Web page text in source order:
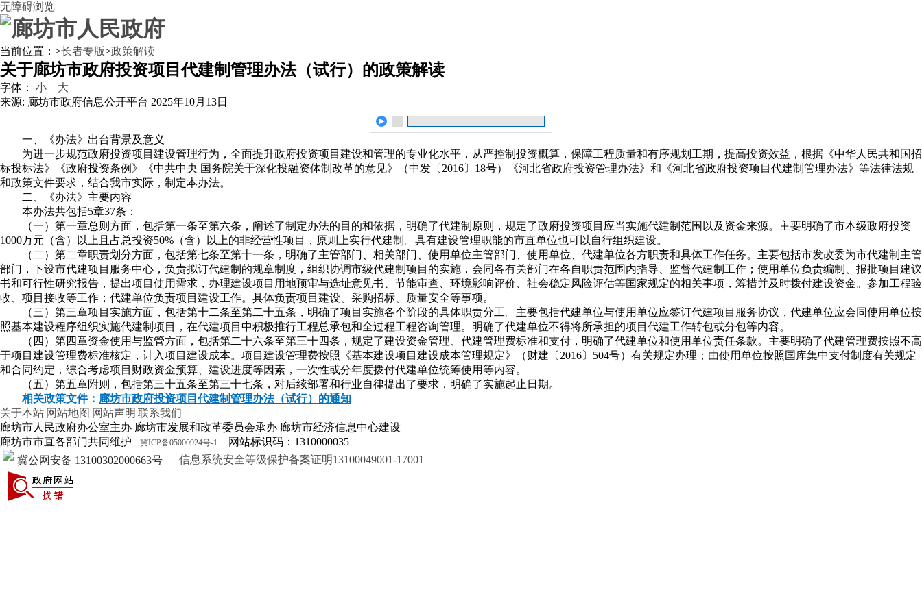
无障碍浏览
当前位置： >长者专版>政策解读
关于廊坊市政府投资项目代建制管理办法（试行）的政策解读
字体： 小
大
来源: 廊坊市政府信息公开平台 2025年10月13日
一、《办法》出台背景及意义
为进一步规范政府投资项目建设管理行为，全面提升政府投资项目建设和管理的专业化水平，从严控制投资概算，保障工程质量和有序规划工期，提高投资效益，根据《中华人民共和国招
标投标法》《政府投资条例》《中共中央 国务院关于深化投融资体制改革的意见》（中发〔2016〕18号）《河北省政府投资管理办法》和《河北省政府投资项目代建制管理办法》等法律法规
和政策文件要求，结合我市实际，制定本办法。
二、《办法》主要内容
本办法共包括5章37条：
（一）第一章总则方面，包括第一条至第六条，阐述了制定办法的目的和依据，明确了代建制原则，规定了政府投资项目应当实施代建制范围以及资金来源。主要明确了市本级政府投资
1000万元（含）以上且占总投资50%（含）以上的非经营性项目，原则上实行代建制。具有建设管理职能的市直单位也可以自行组织建设。
（二）第二章职责划分方面，包括第七条至第十一条，明确了主管部门、相关部门、使用单位主管部门、使用单位、代建单位各方职责和具体工作任务。主要包括市发改委为市代建制主管
部门，下设市代建项目服务中心，负责拟订代建制的规章制度，组织协调市级代建制项目的实施，会同各有关部门在各自职责范围内指导、监督代建制工作；使用单位负责编制、报批项目建议
书和可行性研究报告，提出项目使用需求，办理建设项目用地预审与选址意见书、节能审查、环境影响评价、社会稳定风险评估等国家规定的相关事项，筹措并及时拨付建设资金。参加工程验
收、项目接收等工作；代建单位负责项目建设工作。具体负责项目建设、采购招标、质量安全等事项。
（三）第三章项目实施方面，包括第十二条至第二十五条，明确了项目实施各个阶段的具体职责分工。主要包括代建单位与使用单位应签订代建项目服务协议，代建单位应会同使用单位按
照基本建设程序组织实施代建制项目，在代建项目中积极推行工程总承包和全过程工程咨询管理。明确了代建单位不得将所承担的项目代建工作转包或分包等内容。
（四）第四章资金使用与监管方面，包括第二十六条至第三十四条，规定了建设资金管理、代建管理费标准和支付，明确了代建单位和使用单位责任条款。主要明确了代建管理费按照不高
于项目建设管理费标准核定，计入项目建设成本。项目建设管理费按照《基本建设项目建设成本管理规定》（财建〔2016〕504号）有关规定办理；由使用单位按照国库集中支付制度有关规定
和合同约定，综合考虑项目财政资金预算、建设进度等因素，一次性或分年度拨付代建单位统筹使用等内容。
（五）第五章附则，包括第三十五条至第三十七条，对后续部署和行业自律提出了要求，明确了实施起止日期。
相关政策文件： 廊坊市政府投资项目代建制管理办法（试行）的通知
关于本站|网站地图 |网站声明|联系我们
廊坊市人民政府办公室主办 廊坊市发展和改革委员会承办 廊坊市经济信息中心建设
廊坊市市直各部门共同维护
冀ICP备05000924号-1
网站标识码：1310000035
冀公网安备 13100302000663号
信息系统安全等级保护备案证明13100049001-17001